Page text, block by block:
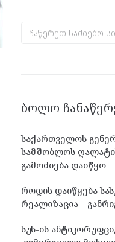
ᲑᲝᲚᲝ
საქართველოს
სამშობლოს
გამოძიება დაიწყო
როდის დაიწყება
რეალიზაცია –
სუს-ის